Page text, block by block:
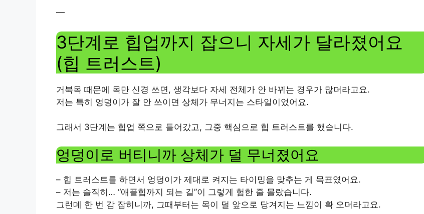
—
3단계로 힙업까지 잡으니 자세가 달라졌어요
(힙 트러스트)
거북목 때문에 목만 신경 쓰면, 생각보다 자세 전체가 안 바뀌는 경우가 많더라고요.
저는 특히 엉덩이가 잘 안 쓰이면 상체가 무너지는 스타일이었어요.
그래서 3단계는 힙업 쪽으로 들어갔고, 그중 핵심으로 힙 트러스트를 했습니다.
엉덩이로 버티니까 상체가 덜 무너졌어요
– 힙 트러스트를 하면서 엉덩이가 제대로 켜지는 타이밍을 맞추는 게 목표였어요.
– 저는 솔직히… “애플힙까지 되는 길”이 그렇게 험한 줄 몰랐습니다.
그런데 한 번 감 잡히니까, 그때부터는 목이 덜 앞으로 당겨지는 느낌이 확 오더라고요.